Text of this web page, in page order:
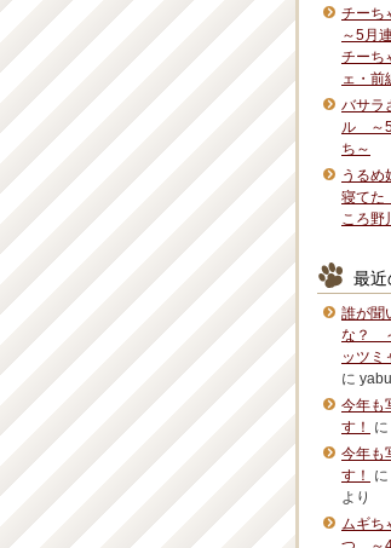
チーち
～5月
チーち
ェ・前
バサラ
ル ～5
ち～
うるめ
寝て
ころ野
最近
誰が聞
な？
ッツミ
に
今年も
す！
に
今年も
す！
に
より
ムギち